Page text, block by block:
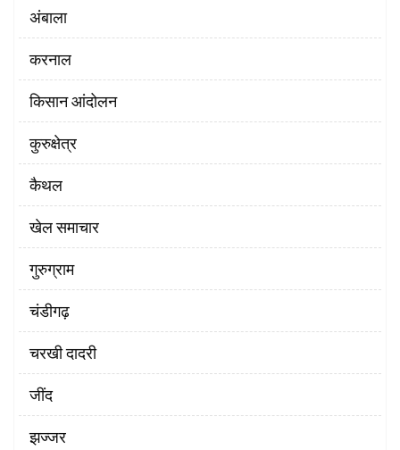
अंबाला
करनाल
किसान आंदोलन
कुरुक्षेत्र
कैथल
खेल समाचार
गुरुग्राम
चंडीगढ़
चरखी दादरी
‌जींद
झज्जर